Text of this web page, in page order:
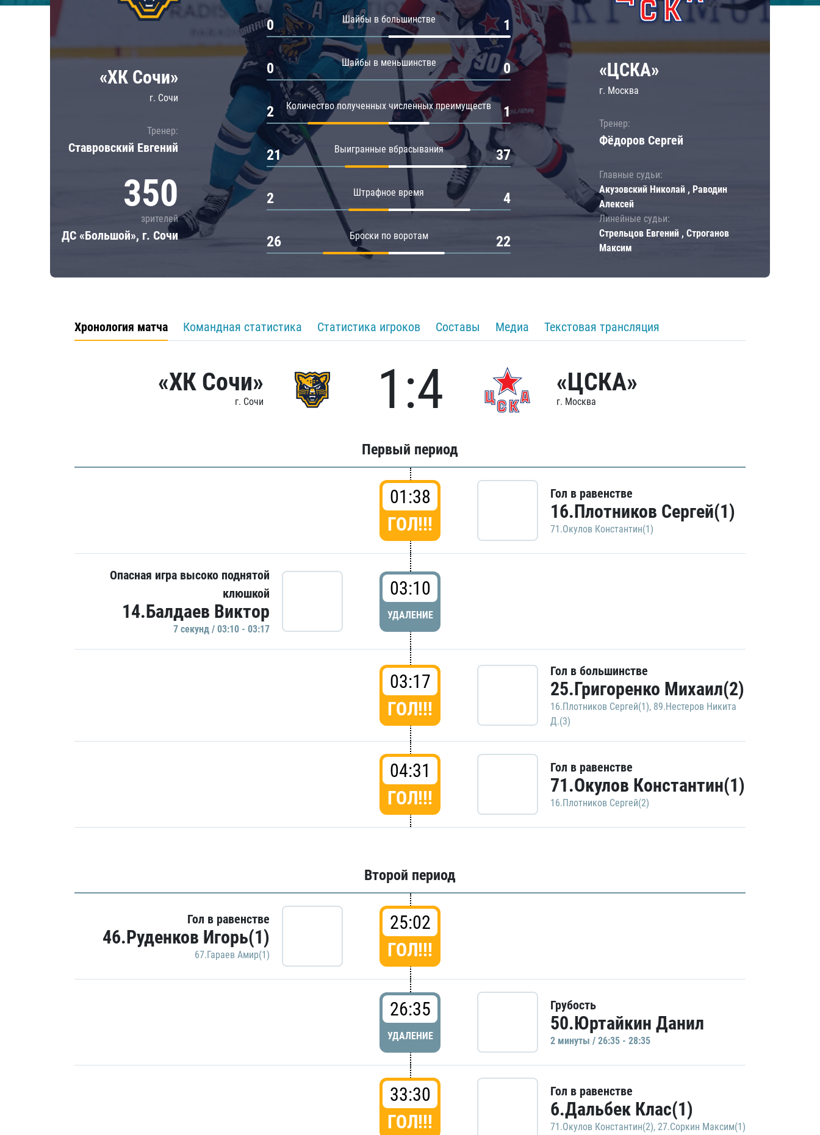
Локомотив
ЦСКА
Шанхайские Драконы
Амур
Барыс
Салават Юлаев
«ХК Сочи»
г. Сочи
Тренер:
Ставровский Евгений
350
зрителей
ДС «Большой», г. Сочи
Шайбы в большинстве
0 1
Шайбы в меньшинстве
0 0
Количество полученных численных преимуществ
2 1
Выигранные вбрасывания
21 37
Штрафное время
2 4
Броски по воротам
26 22
«ЦСКА»
г. Москва
Тренер:
Фёдоров Сергей
Главные судьи:
Акузовский Николай , Раводин
Алексей
Линейные судьи:
Стрельцов Евгений , Строганов
Максим
Хронология матча Командная статистика Статистика игроков Составы Медиа Текстовая трансляция
«ХК Сочи»
г. Сочи 1:4 «ЦСКА»
г. Москва
Первый период
01:38
ГОЛ!!!
Гол в равенстве
16.Плотников Сергей(1)
71.Окулов Константин(1)
Опасная игра высоко поднятой
клюшкой
14.Балдаев Виктор
7 секунд / 03:10 - 03:17
03:10
УДАЛЕНИЕ
03:17
ГОЛ!!!
Гол в большинстве
25.Григоренко Михаил(2)
16.Плотников Сергей(1), 89.Нестеров Никита
Д.(3)
04:31
ГОЛ!!!
Гол в равенстве
71.Окулов Константин(1)
16.Плотников Сергей(2)
Второй период
Гол в равенстве
46.Руденков Игорь(1)
67.Гараев Амир(1)
25:02
ГОЛ!!!
26:35
УДАЛЕНИЕ
Грубость
50.Юртайкин Данил
2 минуты / 26:35 - 28:35
33:30
ГОЛ!!!
Гол в равенстве
6.Дальбек Клас(1)
71.Окулов Константин(2), 27.Соркин Максим(1)